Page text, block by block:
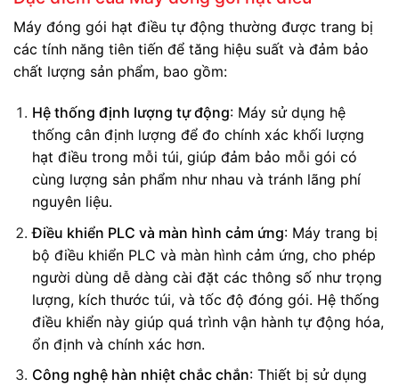
Máy đóng gói hạt điều tự động thường được trang bị
các tính năng tiên tiến để tăng hiệu suất và đảm bảo
chất lượng sản phẩm, bao gồm:
Hệ thống định lượng tự động: Máy sử dụng hệ
thống cân định lượng để đo chính xác khối lượng
hạt điều trong mỗi túi, giúp đảm bảo mỗi gói có
cùng lượng sản phẩm như nhau và tránh lãng phí
nguyên liệu.
Điều khiển PLC và màn hình cảm ứng: Máy trang bị
bộ điều khiển PLC và màn hình cảm ứng, cho phép
người dùng dễ dàng cài đặt các thông số như trọng
lượng, kích thước túi, và tốc độ đóng gói. Hệ thống
điều khiển này giúp quá trình vận hành tự động hóa,
ổn định và chính xác hơn.
Công nghệ hàn nhiệt chắc chắn: Thiết bị sử dụng